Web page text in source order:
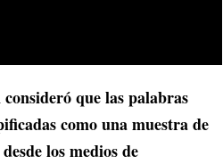
que las palabras
como una muestra de
los medios de